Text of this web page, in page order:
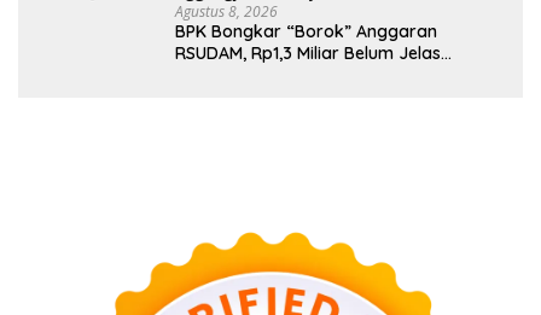
Agustus 8, 2026
BPK Bongkar “Borok” Anggaran
RSUDAM, Rp1,3 Miliar Belum Jelas